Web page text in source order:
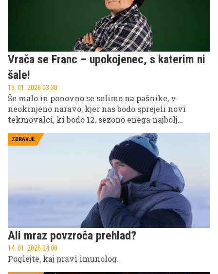
Vrača se Franc – upokojenec, s katerim ni
šale!
15. 01. 2026 03.30
Še malo in ponovno se selimo na pašnike, v
neokrnjeno naravo, kjer nas bodo sprejeli novi
tekmovalci, ki bodo 12. sezono enega najbolj
priljubljenih šovov pri nas naredili nepozabno.
Pripravite se, 2. februarja se na POP TV in VOYO
začenja dogodivščina te pomladi.
ZDRAVJE
Ali mraz povzroča prehlad?
14. 01. 2026 04.00
Poglejte, kaj pravi imunolog.